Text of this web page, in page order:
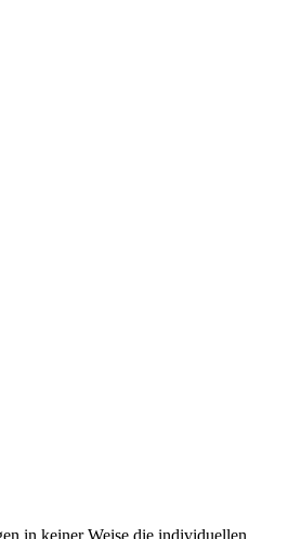
in keiner Weise die individuellen